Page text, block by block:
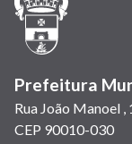
Prefeitura
Rua João Manoel
CEP 90010-030